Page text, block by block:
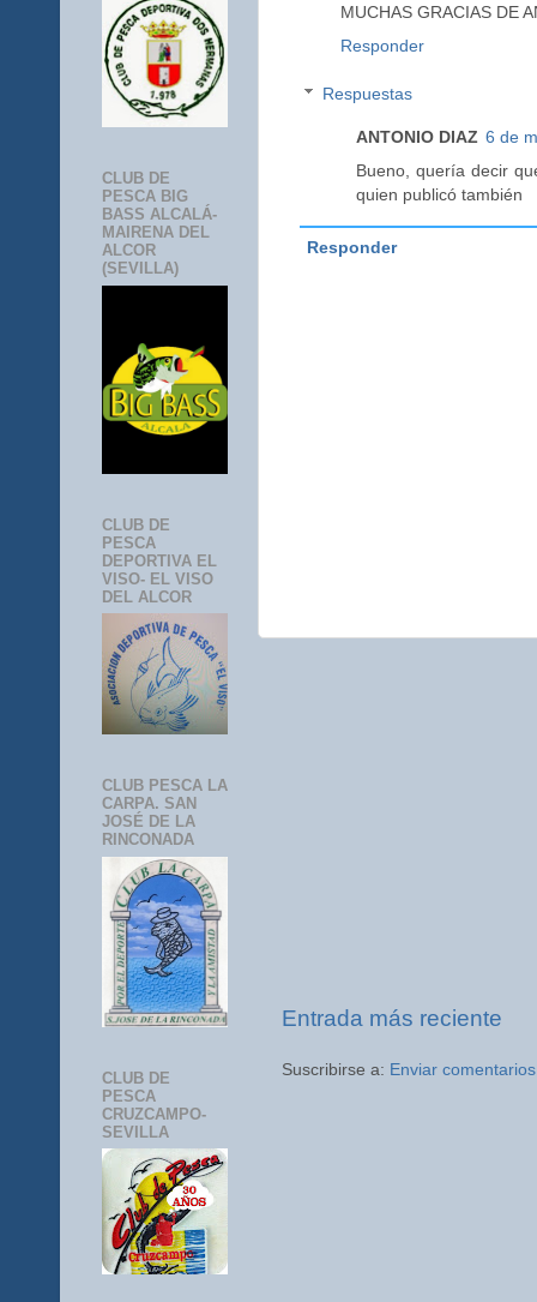
MUCHAS GRACIAS DE
Responder
Respuestas
ANTONIO DIAZ 6 de
Bueno, quería decir
quien publicó también
Responder
Entrada más reciente
Suscribirse a: Enviar
CLUB DE
PESCA BIG
BASS ALCALÁ-
MAIRENA DEL
ALCOR
(SEVILLA)
CLUB DE
PESCA
DEPORTIVA EL
VISO- EL VISO
DEL ALCOR
CLUB PESCA LA
CARPA. SAN
JOSÉ DE LA
RINCONADA
CLUB DE
PESCA
CRUZCAMPO-
SEVILLA